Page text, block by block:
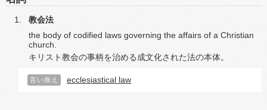
教会法
the body of codified laws governing the affairs of a Christian
church.
キリスト教会の事柄を治める成文化された法の本体。
言い換え ecclesiastical law